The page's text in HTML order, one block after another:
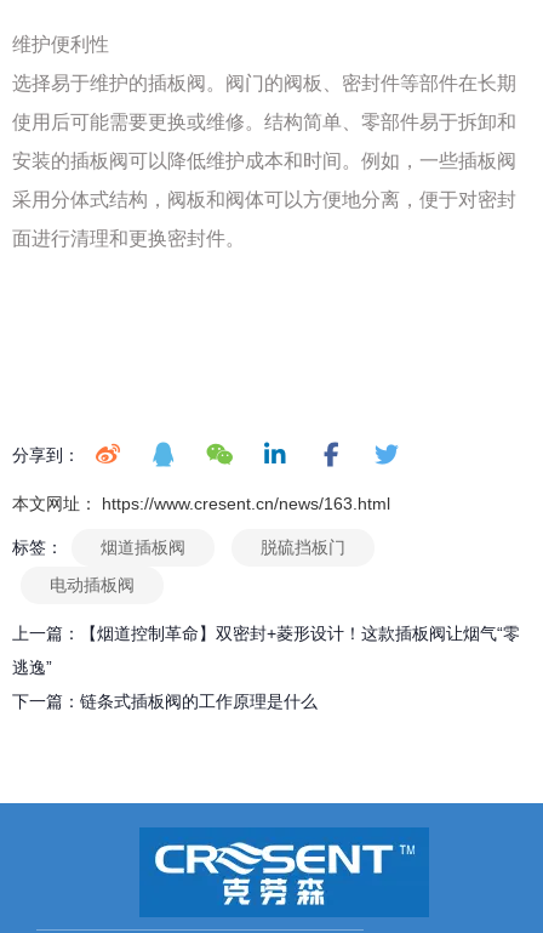
维护便利性
选择易于维护的插板阀。阀门的阀板、密封件等部件在长期
使用后可能需要更换或维修。结构简单、零部件易于拆卸和
安装的插板阀可以降低维护成本和时间。例如，一些插板阀
采用分体式结构，阀板和阀体可以方便地分离，便于对密封
面进行清理和更换密封件。
分享到：
本文网址： https://www.cresent.cn/news/163.html
标签： 烟道插板阀
脱硫挡板门
电动插板阀
上一篇：
【烟道控制革命】双密封+菱形设计！这款插板阀让烟气“零
逃逸”
下一篇： 链条式插板阀的工作原理是什么
相关文章
德州众生排烟系统核心组件解析：烟气插板阀应用实践